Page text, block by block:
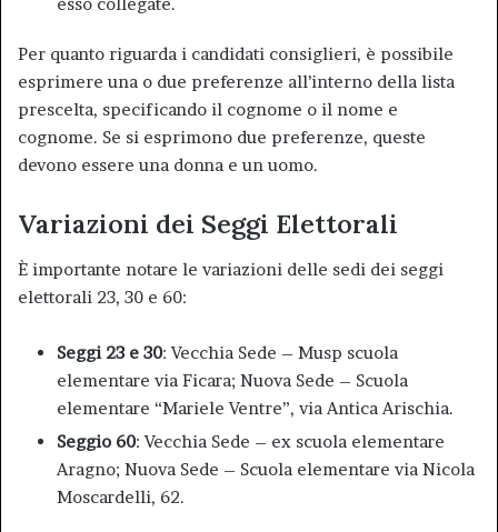
Per quanto riguarda i candidati consiglieri, è possibile
esprimere una o due preferenze all’interno della lista
prescelta, specificando il cognome o il nome e
cognome. Se si esprimono due preferenze, queste
devono essere una donna e un uomo.
Variazioni dei Seggi Elettorali
È importante notare le variazioni delle sedi dei seggi
elettorali 23, 30 e 60:
Seggi 23 e 30: Vecchia Sede – Musp scuola
elementare via Ficara; Nuova Sede – Scuola
elementare “Mariele Ventre”, via Antica Arischia.
Seggio 60: Vecchia Sede – ex scuola elementare
Aragno; Nuova Sede – Scuola elementare via Nicola
Moscardelli, 62.